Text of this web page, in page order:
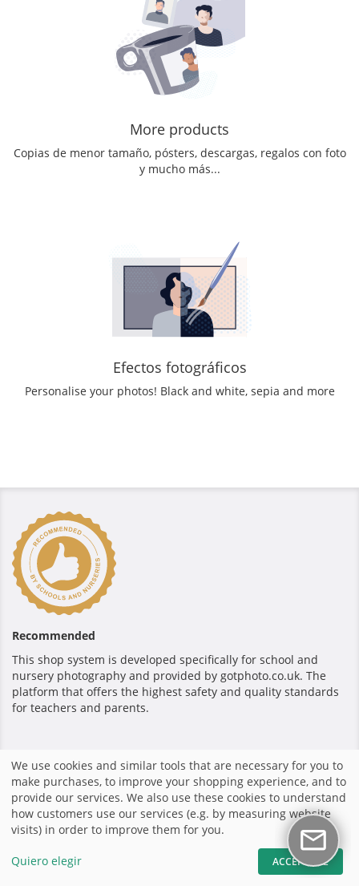
More products
Copias de menor tamaño, pósters, descargas, regalos con foto
y mucho más...
Efectos fotográficos
Personalise your photos! Black and white, sepia and more
Recommended
This shop system is developed specifically for school and
nursery photography and provided by gotphoto.co.uk. The
platform that offers the highest safety and quality standards
for teachers and parents.
Inicio | Términos y Condiciones|Política de privacidad
Sistema de tienda por GotPhoto
We use cookies and similar tools that are necessary for you to
make purchases, to improve your shopping experience, and to
provide our services. We also use these cookies to understand
how customers use our services (e.g. by measuring website
visits) in order to improve them for you.
Quiero elegir ACCEPT ALL